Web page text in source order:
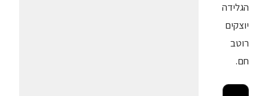
הגלידה
יוצקים
רוטב
חם.